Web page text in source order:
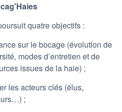
quatre objectifs :
sur le bocage (évolution de
modes d’entretien et de
issues de la haie) ;
les acteurs clés (élus,
;